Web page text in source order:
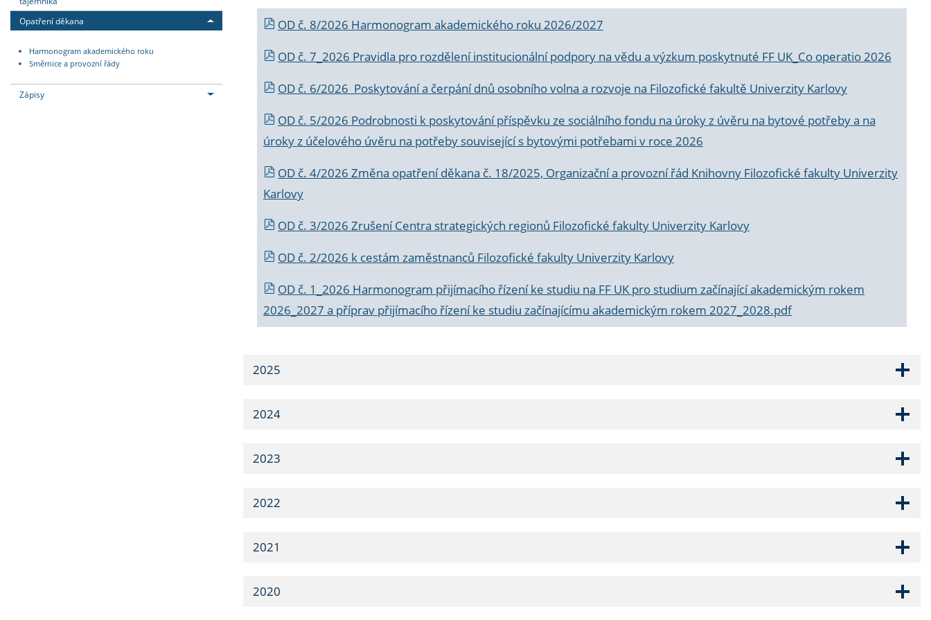
Opatření děkana
Harmonogram akademického roku
Směrnice a provozní řády
Zápisy
OD č. 8/2026 Harmonogram akademického roku 2026/2027
OD č. 7_2026 Pravidla pro rozdělení institucionální podpory na vědu a výzkum poskytnuté FF UK_Co operatio 2026
OD č. 6/2026 Poskytování a čerpání dnů osobního volna a rozvoje na Filozofické fakultě Univerzity Karlovy
OD č. 5/2026 Podrobnosti k poskytování příspěvku ze sociálního fondu na úroky z úvěru na bytové potřeby a na
úroky z účelového úvěru na potřeby související s bytovými potřebami v roce 2026
OD č. 4/2026 Změna opatření děkana č. 18/2025, Organizační a provozní řád Knihovny Filozofické fakulty Univerzity
Karlovy
OD č. 3/2026 Zrušení Centra strategických regionů Filozofické fakulty Univerzity Karlovy
OD č. 2/2026 k cestám zaměstnanců Filozofické fakulty Univerzity Karlovy
OD č. 1_2026 Harmonogram přijímacího řízení ke studiu na FF UK pro studium začínající akademickým rokem
2026_2027 a příprav přijímacího řízení ke studiu začínajícímu akademickým rokem 2027_2028.pdf
2025
2024
2023
2022
2021
2020